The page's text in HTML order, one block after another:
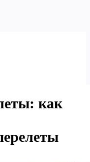
как